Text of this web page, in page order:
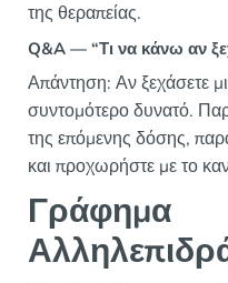
της θεραπείας.
Q&A — “Τι να κάνω αν
Απάντηση: Αν ξεχάσετε
συντομότερο δυνατό.
της επόμενης δόσης,
και προχωρήστε με το
Γράφημα